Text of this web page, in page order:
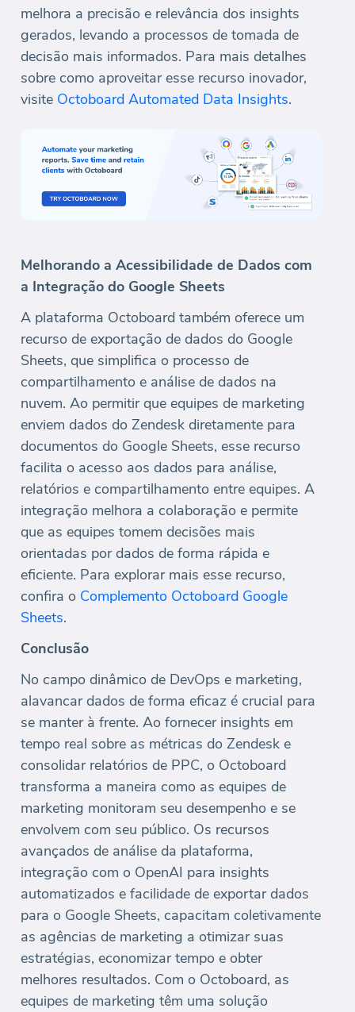
melhora a precisão e relevância dos insights
gerados, levando a processos de tomada de
decisão mais informados. Para mais detalhes
sobre como aproveitar esse recurso inovador,
visite Octoboard Automated Data Insights.
Melhorando a Acessibilidade de Dados com
a Integração do Google Sheets
A plataforma Octoboard também oferece um
recurso de exportação de dados do Google
Sheets, que simplifica o processo de
compartilhamento e análise de dados na
nuvem. Ao permitir que equipes de marketing
enviem dados do Zendesk diretamente para
documentos do Google Sheets, esse recurso
facilita o acesso aos dados para análise,
relatórios e compartilhamento entre equipes. A
integração melhora a colaboração e permite
que as equipes tomem decisões mais
orientadas por dados de forma rápida e
eficiente. Para explorar mais esse recurso,
confira o Complemento Octoboard Google
Sheets.
Conclusão
No campo dinâmico de DevOps e marketing,
alavancar dados de forma eficaz é crucial para
se manter à frente. Ao fornecer insights em
tempo real sobre as métricas do Zendesk e
consolidar relatórios de PPC, o Octoboard
transforma a maneira como as equipes de
marketing monitoram seu desempenho e se
envolvem com seu público. Os recursos
avançados de análise da plataforma,
integração com o OpenAI para insights
automatizados e facilidade de exportar dados
para o Google Sheets, capacitam coletivamente
as agências de marketing a otimizar suas
estratégias, economizar tempo e obter
melhores resultados. Com o Octoboard, as
equipes de marketing têm uma solução